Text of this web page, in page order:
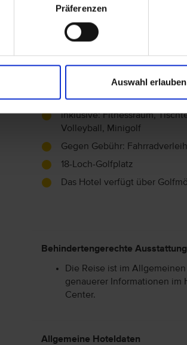
Präferenzen
Auswahl erlauben
Tennisplatz (inklusive)
inklusive: Fitnessraum,
Volleyball, Minigolf
Gegen Gebühr: Fahrradverleih
18-Loch-Golfplatz
Das Hotel verfügt über
Behindertengerechte Ausstattung
Die Reise ist im
genauerer Informationen im
Center.
Allgemeine Hoteldaten